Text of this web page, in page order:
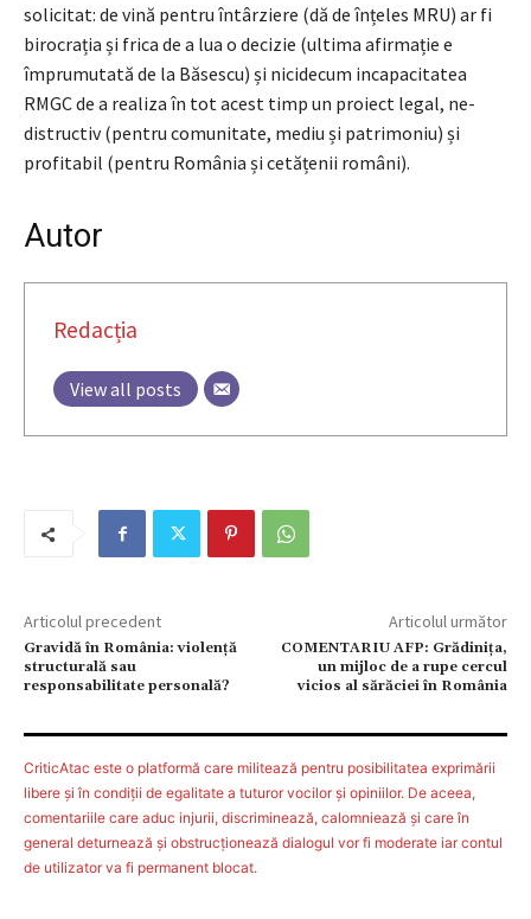
solicitat: de vină pentru întârziere (dă de înțeles MRU) ar fi
birocrația și frica de a lua o decizie (ultima afirmație e
împrumutată de la Băsescu) și nicidecum incapacitatea
RMGC de a realiza în tot acest timp un proiect legal, ne-
distructiv (pentru comunitate, mediu și patrimoniu) și
profitabil (pentru România și cetățenii români).
Autor
Redacția
View all posts
Articolul precedent
Gravidă în România: violenţă
structurală sau
responsabilitate personală?
Articolul următor
COMENTARIU AFP: Grădiniţa,
un mijloc de a rupe cercul
vicios al sărăciei în România
CriticAtac este o platformă care militează pentru posibilitatea exprimării
libere şi în condiţii de egalitate a tuturor vocilor şi opiniilor. De aceea,
comentariile care aduc injurii, discriminează, calomniează şi care în
general deturnează şi obstrucţionează dialogul vor fi moderate iar contul
de utilizator va fi permanent blocat.